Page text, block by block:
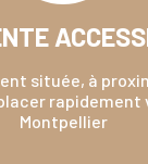
située, à
rapidement
Montpellier